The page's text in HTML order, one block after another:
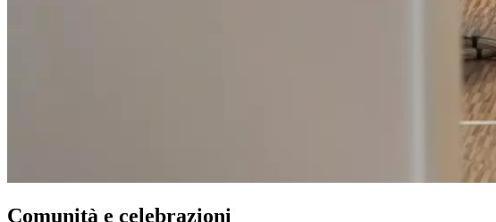
Comunità e celebrazioni